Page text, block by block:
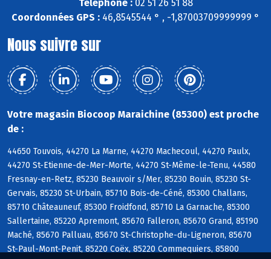
Téléphone :02 51 26 51 88
Coordonnées GPS : 46,8545544 ° , -1,87003709999999 °
Nous suivre sur
Votre magasin Biocoop Maraichine (85300) est proche
de :
44650 Touvois, 44270 La Marne, 44270 Machecoul, 44270 Paulx,
44270 St-Etienne-de-Mer-Morte, 44270 St-Même-le-Tenu, 44580
Fresnay-en-Retz, 85230 Beauvoir s/Mer, 85230 Bouin, 85230 St-
Gervais, 85230 St-Urbain, 85710 Bois-de-Céné, 85300 Challans,
85710 Châteauneuf, 85300 Froidfond, 85710 La Garnache, 85300
Sallertaine, 85220 Apremont, 85670 Falleron, 85670 Grand, 85190
Maché, 85670 Palluau, 85670 St-Christophe-du-Ligneron, 85670
St-Paul-Mont-Penit, 85220 Coëx, 85220 Commequiers, 85800